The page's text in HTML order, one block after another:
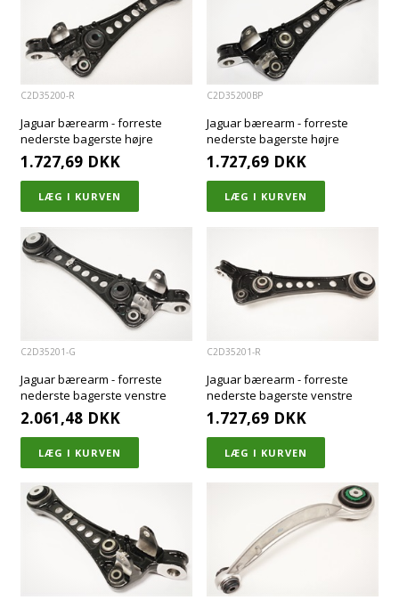
C2D35200-R
Jaguar bærearm - forreste
nederste bagerste højre
1.727,69 DKK
C2D35200BP
Jaguar bærearm - forreste
nederste bagerste højre
1.727,69 DKK
C2D35201-G
Jaguar bærearm - forreste
nederste bagerste venstre
2.061,48 DKK
C2D35201-R
Jaguar bærearm - forreste
nederste bagerste venstre
1.727,69 DKK